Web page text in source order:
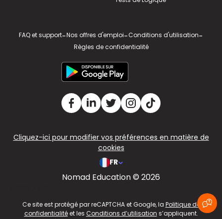
FAQ et support-Nos offres d'emploi-Conditions d'utilisation-
Règles de confidentialité
Cliquez-ici pour modifier vos préférences en matière de
cookies
FR
Nomad Education © 2026
Ce site est protégé par reCAPTCHA et Google, la Politique de
confidentialitéet les Conditions d’utilisation s’appliquent.